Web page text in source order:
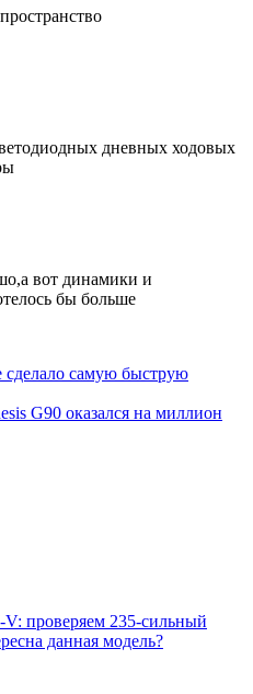
дневных ходовых
вот динамики и
бы больше
сделало самую быструю
G90 оказался на миллион
проверяем 235-сильный
данная модель?